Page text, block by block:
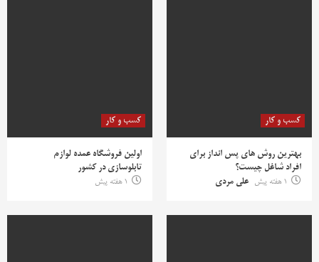
کسب و کار
بهترین روش‌ های پس‌ انداز برای
افراد شاغل چیست؟
1 هفته پیش
علی مردی
کسب و کار
اولین فروشگاه عمده لوازم
تابلوسازی در کشور
1 هفته پیش